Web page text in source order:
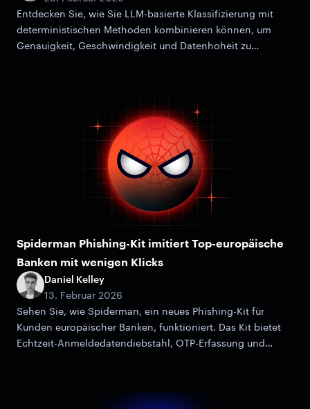
Entdecken Sie, wie Sie LLM-basierte Klassifizierung mit
deterministischen Methoden kombinieren können, um
Genauigkeit, Geschwindigkeit und Datenhoheit zu
Spiderman Phishing-Kit imitiert Top-europäische
Banken mit wenigen Klicks
Daniel Kelley
13. Februar 2026
Sehen Sie, wie Spiderman, ein neues Phishing-Kit für
Kunden europäischer Banken, funktioniert. Das Kit bietet
Echtzeit-Anmeldedatendiebstahl, OTP-Erfassung und